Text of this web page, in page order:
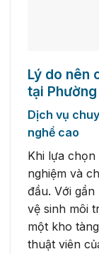
Lý do nên
tại
Dịch vụ
nghề cao
Khi lựa
nghiệm và
đầu. Với
vệ sinh môi
một kho
thuật viên